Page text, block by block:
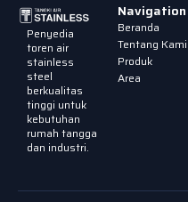
Penyedia
toren air
stainless
steel
berkualitas
tinggi untuk
kebutuhan
rumah tangga
dan industri.
Navigation
Beranda
Tentang Kami
Produk
Area